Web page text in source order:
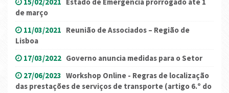
de março
11/03/2021 Reunião de Associados – Região de
Lisboa
17/03/2022 Governo anuncia medidas para o Setor
27/06/2023 Workshop Online - Regras de localização
das prestações de serviços de transporte (artigo 6.º do